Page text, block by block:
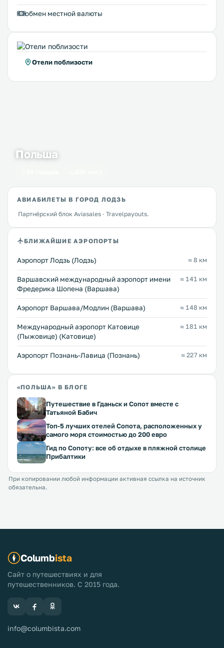
обмен местной валюты
Отели поблизости
Польша
АВИАБИЛЕТЫ В ГОРОД ЛОДЗЬ
Партнёрский блок Aviasales · Travelpayouts.
БЛИЖАЙШИЕ АЭРОПОРТЫ
Аэропорт Лодзь (Лодзь) ≈ 8 км
Варшавский международный аэропорт имени
Фредерика Шопена (Варшава)
≈ 141 км
Аэропорт Варшава/Модлин (Варшава) ≈ 148 км
Международный аэропорт Катовице
(Пыжовице) (Катовице)
≈ 181 км
Аэропорт Познань-Лавица (Познань) ≈ 227 км
«ПОЛЬША» В БЛОГЕ
Путешествие в Гданьск и Сопот вместе с
Татьяной Бабич
Топ-5 лучших отелей Сопота, расположенных у
самого моря стоимостью до 200 евро
Гид по Сопоту: все об отдыхе в пляжной столице
Прибалтики
При копировании любой информации активная ссылка на источник
обязательна.
Columbista
Сайт о путешествиях и для
путешественников. С 2015 года.
info@columbista.com